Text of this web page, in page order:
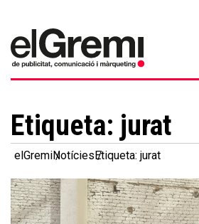
Inici
Gremi
>
Serveis
Etiqueta: jurat
elGremiNotíciesEtiqueta: jurat